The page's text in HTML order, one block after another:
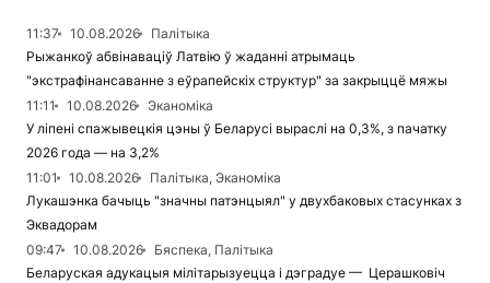
11:37 10.08.2026
Палітыка
Рыжанкоў абвінаваціў Латвію ў жаданні атрымаць
"экстрафінансаванне з еўрапейскіх структур" за закрыццё мяжы
11:11
10.08.2026
Эканоміка
У ліпені спажывецкія цэны ў Беларусі выраслі на 0,3%, з пачатку
2026 года — на 3,2%
11:01
10.08.2026
Палітыка, Эканоміка
Лукашэнка бачыць "значны патэнцыял" у двухбаковых стасунках з
Эквадорам
09:47
10.08.2026
Бяспека, Палітыка
Беларуская адукацыя мілітарызуецца і дэградуе — Церашковіч